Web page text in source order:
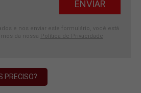
e nos enviar este formulário, você está
da nossa Política de Privacidade
PRECISO?